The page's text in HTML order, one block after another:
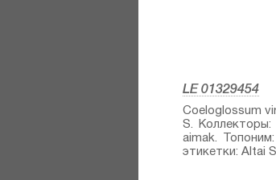
LE 01329454
Coeloglossum
S. Коллекторы:
aimak.
этикетки: Altai